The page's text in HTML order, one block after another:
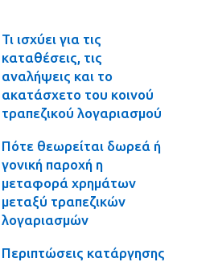
Τι ισχύει για τις
καταθέσεις, τις
αναλήψεις και το
ακατάσχετο του κοινού
τραπεζικού λογαριασμού
Πότε θεωρείται δωρεά ή
γονική παροχή η
μεταφορά χρημάτων
μεταξύ τραπεζικών
λογαριασμών
Περιπτώσεις κατάργησης